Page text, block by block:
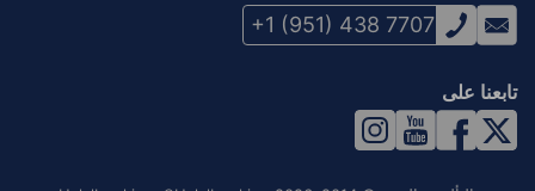
+1 (951) 438 7707
تابعنا على